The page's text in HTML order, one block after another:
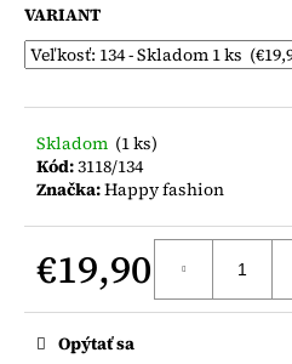
VARIANT
Skladom (1 ks)
Kód:3118/134
Značka:Happy fashion
€19,90
Jednotková
cena:
Opýtať sa
O
d
o
ú
č
a
m
e
LEGÍNY